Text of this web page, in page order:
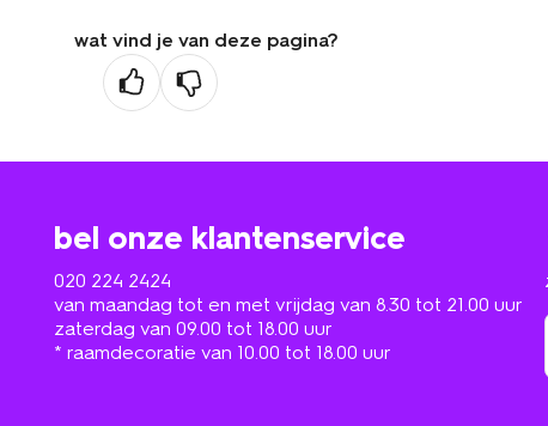
wat vind je van deze pagina?
bel onze klantenservice
020 224 2424
van maandag tot en met vrijdag van 8.30 tot 21.00 uur
zaterdag van 09.00 tot 18.00 uur
* raamdecoratie van 10.00 tot 18.00 uur